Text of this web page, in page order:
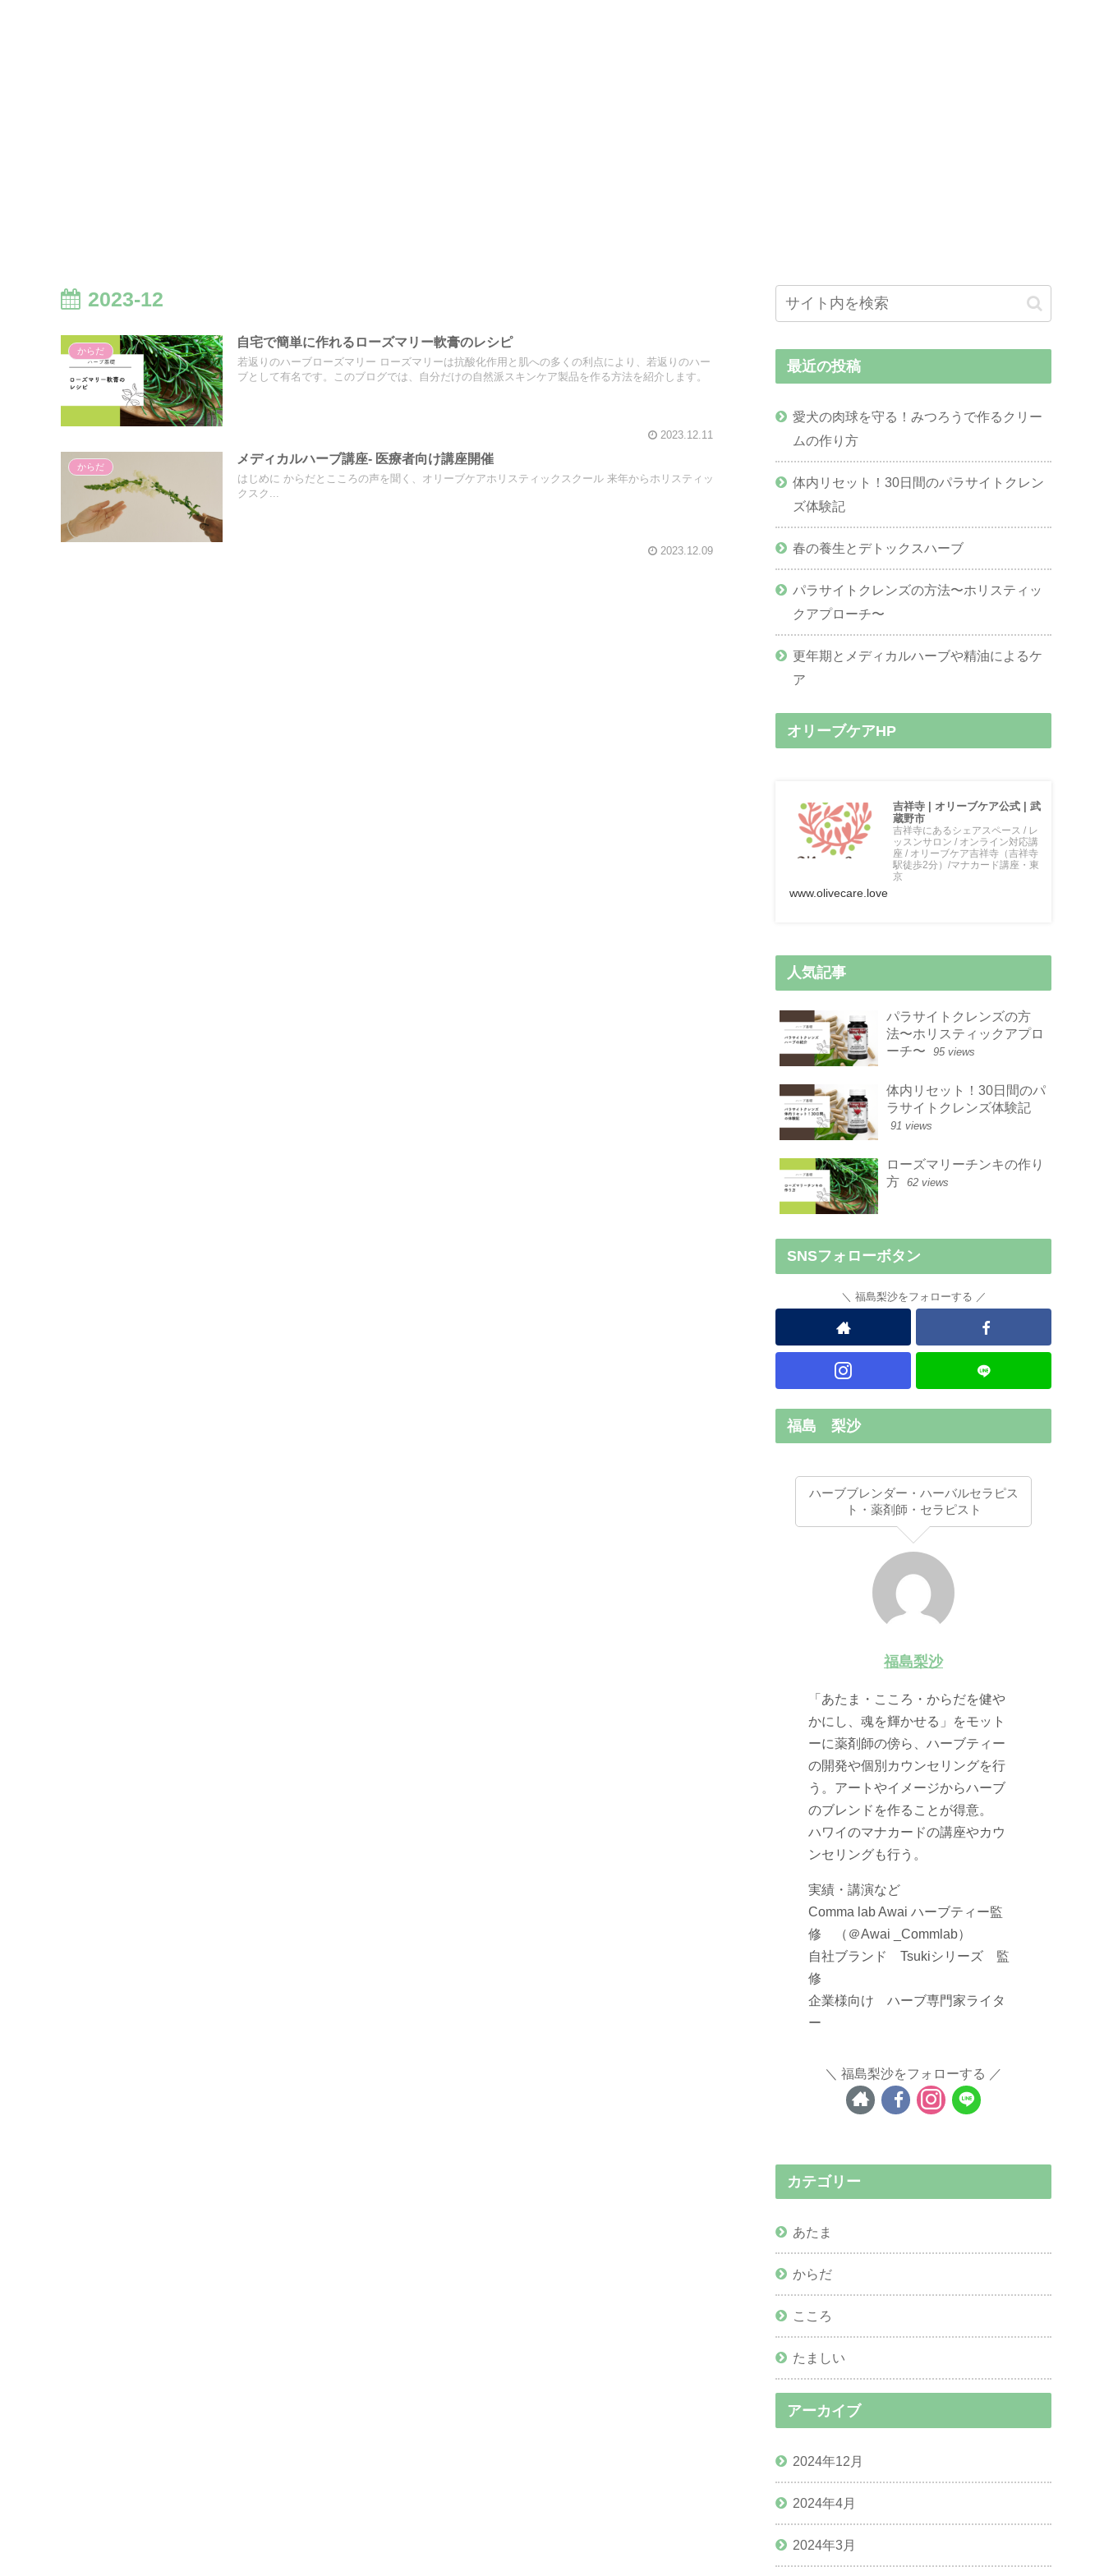
2023-12
からだ
自宅で簡単に作れるローズマリー軟膏のレシピ
若返りのハーブローズマリー ローズマリーは抗酸化作用と肌への多くの利点により、若返りのハー
ブとして有名です。このブログでは、自分だけの自然派スキンケア製品を作る方法を紹介します。
2023.12.11
からだ
メディカルハーブ講座- 医療者向け講座開催
はじめに からだとこころの声を聞く、オリーブケアホリスティックスクール 来年からホリスティッ
クスク...
2023.12.09
最近の投稿
愛犬の肉球を守る！みつろうで作るクリー
ムの作り方
体内リセット！30日間のパラサイトクレン
ズ体験記
春の養生とデトックスハーブ
パラサイトクレンズの方法〜ホリスティッ
クアプローチ〜
更年期とメディカルハーブや精油によるケ
ア
オリーブケアHP
吉祥寺 | オリーブケア公式 | 武
蔵野市
吉祥寺にあるシェアスペース / レ
ッスンサロン / オンライン対応講
座 / オリーブケア吉祥寺（吉祥寺
駅徒歩2分）/マナカード講座・東
京
www.olivecare.love
人気記事
パラサイトクレンズの方
法〜ホリスティックアプロ
ーチ〜
95 views
体内リセット！30日間のパ
ラサイトクレンズ体験記
91 views
ローズマリーチンキの作り
方 62 views
SNSフォローボタン
福島梨沙をフォローする
福島 梨沙
ハーブブレンダー・ハーバルセラピス
ト・薬剤師・セラピスト
福島梨沙
「あたま・こころ・からだを健や
かにし、魂を輝かせる」をモット
ーに薬剤師の傍ら、ハーブティー
の開発や個別カウンセリングを行
う。アートやイメージからハーブ
のブレンドを作ることが得意。
ハワイのマナカードの講座やカウ
ンセリングも行う。
実績・講演など
Comma lab Awai ハーブティー監
修 （＠Awai _Commlab）
自社ブランド Tsukiシリーズ 監
修
企業様向け ハーブ専門家ライタ
ー
福島梨沙をフォローする
カテゴリー
あたま
からだ
こころ
たましい
アーカイブ
2024年12月
2024年4月
2024年3月